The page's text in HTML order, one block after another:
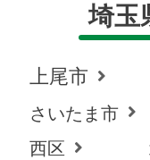
埼玉
上尾市
さいたま市
西区